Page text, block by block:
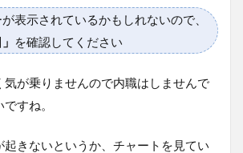
表示されているかもしれないので、
を確認してください
気が乗りませんので内職はしませんで
すね。
起きないというか、チャートを見てい